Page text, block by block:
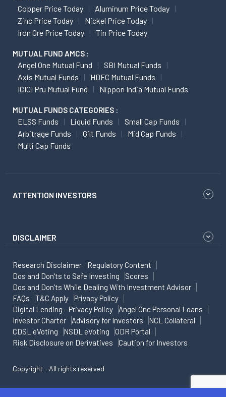
Copper Price Today
Aluminum Price Today
Zinc Price Today
Nickel Price Today
Iron Ore Price Today
Tin Price Today
MUTUAL FUND AMCS :
Angel One Mutual Fund
SBI Mutual Funds
Axis Mutual Funds
HDFC Mutual Funds
ICICI Pru Mutual Fund
Nippon India Mutual Funds
MUTUAL FUNDS CATEGORIES :
ELSS Funds Liquid Funds
Small Cap Funds
Arbitrage Funds
Gilt Funds
Mid Cap Funds
Multi Cap Funds
ATTENTION INVESTORS
DISCLAIMER
Research Disclaimer
Regulatory Content
Dos and Don'ts to Safe Investing
Scores
Dos and Don'ts While Dealing With Investment Advisor
FAQs
T&C Apply
Privacy Policy
Digital Lending - Privacy Policy
Angel One Personal Loans
Investor Charter
Advisory for Investors
NCL Collateral
CDSL eVoting
NSDL eVoting
ODR Portal
Risk Disclosure on Derivatives
Caution for Investors
Copyright - All rights reserved